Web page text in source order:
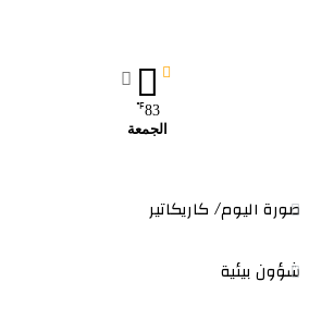
83
℉
الجمعة
صورة اليوم/ كاريكاتير
شؤون بيئية